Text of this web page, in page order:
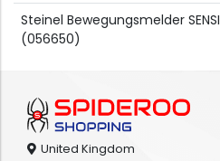
Steinel Bewegungsmelder
(056650)
United Kingdom